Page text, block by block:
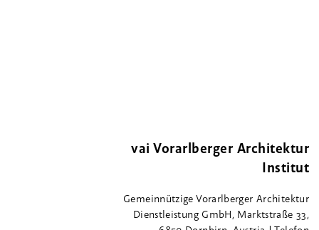
vai Vorarlberger Architektur
Institut
Gemeinnützige Vorarlberger Architektur
Dienstleistung GmbH, Marktstraße 33,